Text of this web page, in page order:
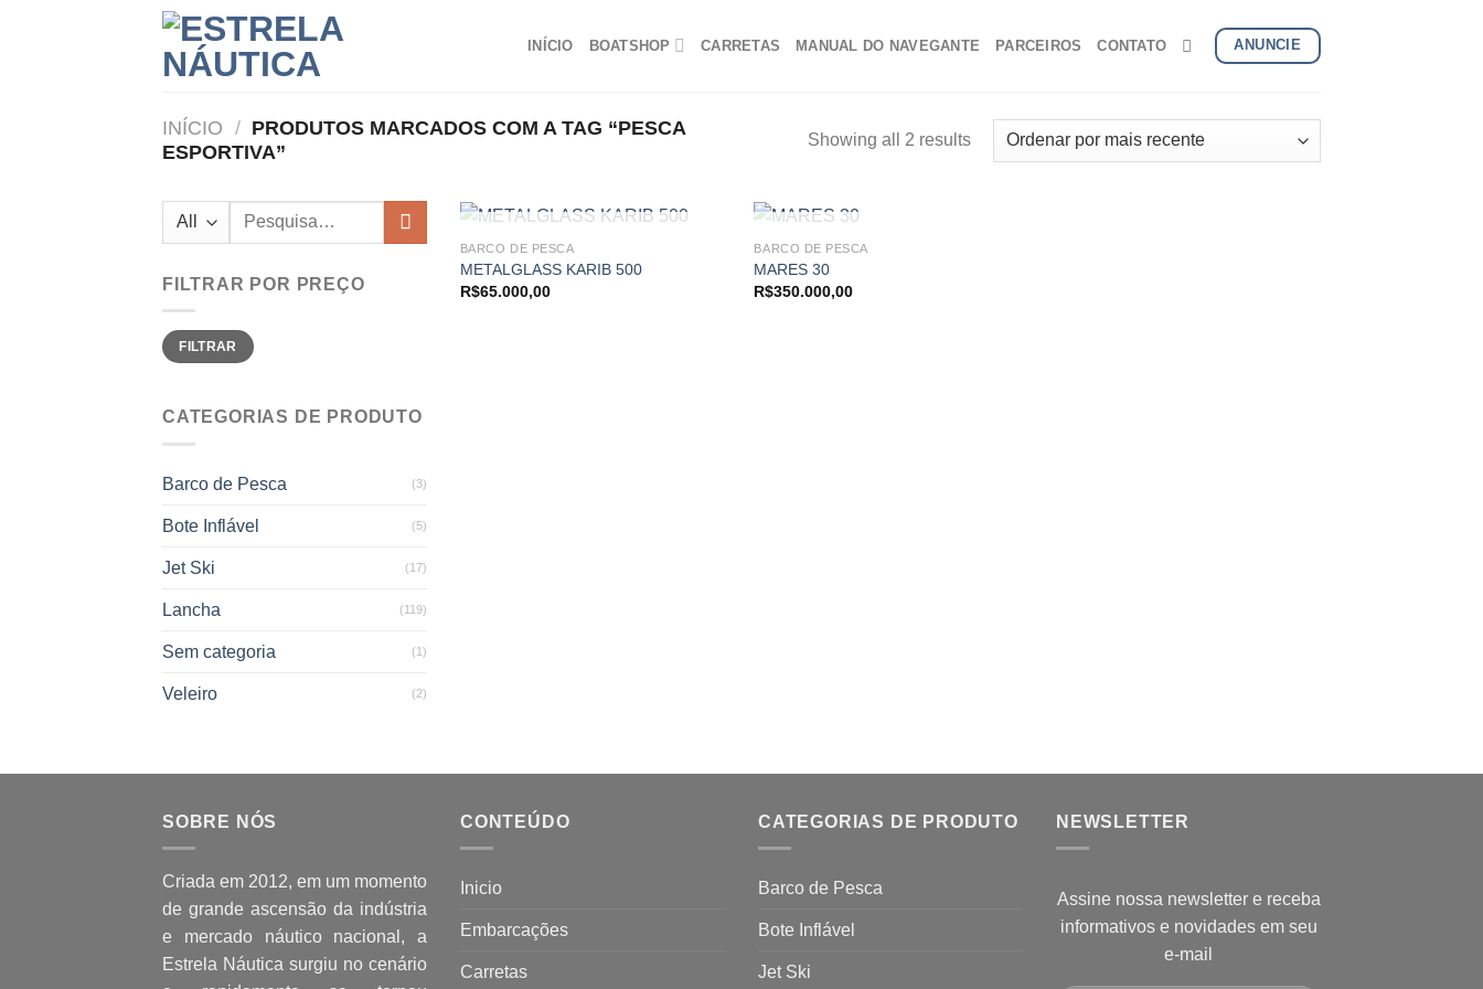
INÍCIO BOATSHOP CARRETAS MANUAL DO NAVEGANTE PARCEIROS CONTATO ANUNCIE
INÍCIO / PRODUTOS MARCADOS COM A TAG “PESCA
ESPORTIVA”
Showing all 2 results
Pesquisar
FILTRAR POR PREÇO
Preço
mínimo
Preço
máximo
FILTRAR
CATEGORIAS DE PRODUTO
Barco de Pesca (3)
Bote Inflável (5)
Jet Ski (17)
Lancha (119)
Sem categoria (1)
Veleiro (2)
FORA DE ESTOQUE
BARCO DE PESCA
METALGLASS KARIB 500
R$65.000,00
FORA DE ESTOQUE
BARCO DE PESCA
MARES 30
R$350.000,00
SOBRE NÓS
Criada em 2012, em um momento
de grande ascensão da indústria
e mercado náutico nacional, a
Estrela Náutica surgiu no cenário
CONTEÚDO
Inicio
Embarcações
Carretas
CATEGORIAS DE PRODUTO
Barco de Pesca
Bote Inflável
Jet Ski
NEWSLETTER
Assine nossa newsletter e receba
informativos e novidades em seu
e-mail